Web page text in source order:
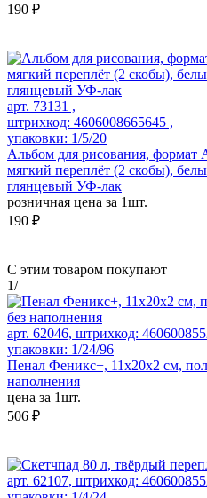
190 ₽
арт. 73131 ,
штрихкод: 4606008665645 ,
упаковки: 1/5/20
Альбом для рисования, формат
мягкий переплёт (2 скобы),
глянцевый УФ-лак
розничная цена за 1шт.
190 ₽
С этим товаром покупают
1/
арт. 62046, штрихкод:
упаковки: 1/24/96
Пенал Феникс+, 11x20x2 см,
наполнения
цена за 1шт.
506 ₽
арт. 62107, штрихкод: